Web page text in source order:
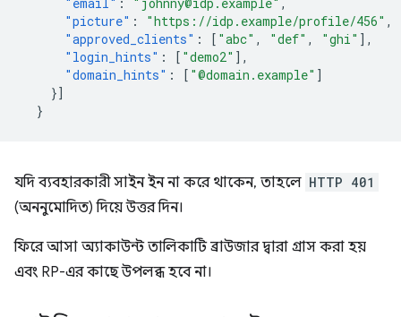
"picture" : "https://idp.example/profile/456" ,
"approved_clients" : [ "abc" , "def" , "ghi" ],
"login_hints" : [ "demo2" ],
"domain_hints" : [ "@domain.example" ]
}]
}
যদি ব্যবহারকারী সাইন ইন না করে থাকেন, তাহলে HTTP 401
(অননুমোদিত) দিয়ে উত্তর দিন।
ফিরে আসা অ্যাকাউন্ট তালিকাটি ব্রাউজার দ্বারা গ্রাস করা হয়
এবং RP-এর কাছে উপলব্ধ হবে না।